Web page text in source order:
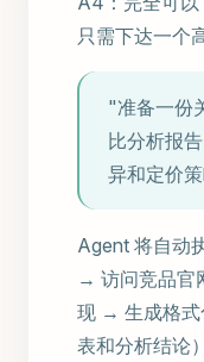
只需下达一个
"准备一份
比分析报
异和定价
Agent 将自动
→ 访问竞品官
现 → 生成格式
表和分析结论